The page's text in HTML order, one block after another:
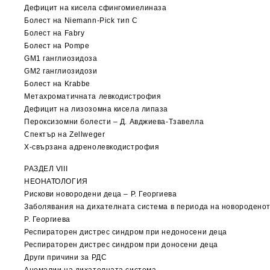
Дефицит на кисела сфингомиелиназа
Болест на Niemann-Pick тип С
Болест на Fabry
Болест на Pompe
GM1 ганглиозидоза
GM2 ганглиозидози
Болест на Krabbe
Метахроматичната левкодистрофия
Дефицит на лизозомна кисела липаза
Пероксизомни болести – Д. Авджиева-Тзавелла
Спектър на Zellweger
Х-свързана адренолевкодистрофия
РАЗДЕЛ VIII
НЕОНАТОЛОГИЯ
Рискови новородени деца – Р. Георгиева
Заболявания на дихателната система в периода на
Р. Георгиева
Респираторен дистрес синдром при недоносени деца
Респираторен дистрес синдром при доносени деца
Други причини за РДС